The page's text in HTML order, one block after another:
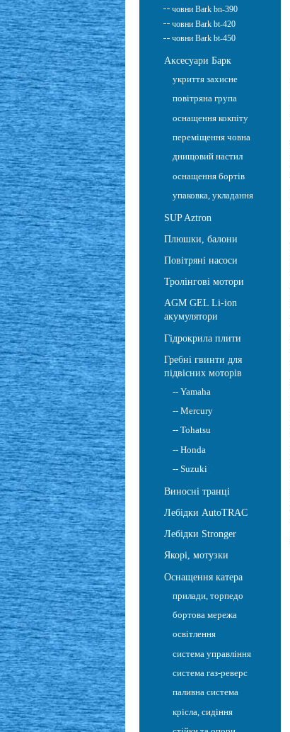
човни Bark bn-390
човни Bark bt-420
човни Bark bt-450
Аксесуари Барк
укриття захисне
повітряна група
оснащення кокпіту
переміщення човна
днищовий настил
оснащення бортів
упаковка, укладання
SUP Aztron
Плюшки, балони
Повітряні насоси
Тролінгові мотори
AGM GEL Li-ion
акумулятори
Гідрокрила плити
Гребні гвинти для
підвісних моторів
-- Yamaha
-- Mercury
-- Tohatsu
-- Honda
-- Suzuki
Виносні транці
Лебідки AutoTRAC
Лебідки Stronger
Якорі, мотузки
Оснащення катера
прилади, торпедо
бортова мережа
освітлення
система управління
система газ-реверс
паливна система
крісла, сидіння